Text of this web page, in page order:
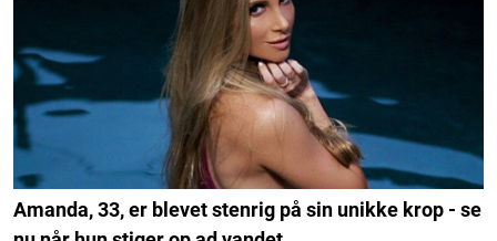
Amanda, 33, er blevet stenrig på sin unikke krop - se